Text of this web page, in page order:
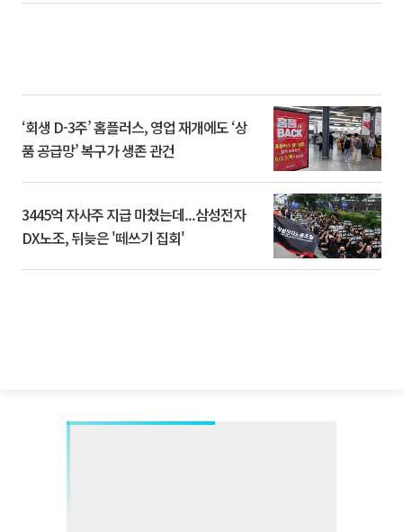
‘회생 D-3주’ 홈플러스, 영업 재개에도 ‘상
품 공급망’ 복구가 생존 관건
3445억 자사주 지급 마쳤는데...삼성전자
DX노조, 뒤늦은 '떼쓰기 집회'